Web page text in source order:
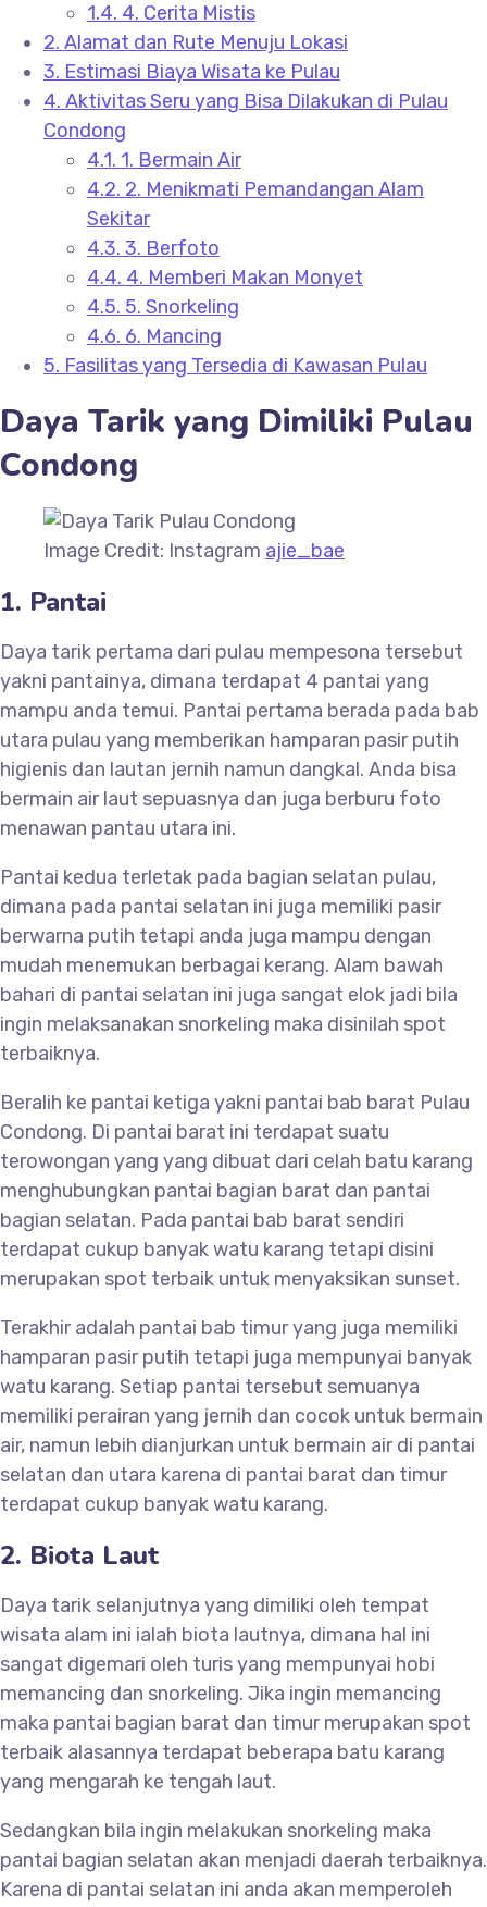
1.4. 4. Cerita Mistis
2. Alamat dan Rute Menuju Lokasi
3. Estimasi Biaya Wisata ke Pulau
4. Aktivitas Seru yang Bisa Dilakukan di Pulau
Condong
4.1. 1. Bermain Air
4.2. 2. Menikmati Pemandangan Alam
Sekitar
4.3. 3. Berfoto
4.4. 4. Memberi Makan Monyet
4.5. 5. Snorkeling
4.6. 6. Mancing
5. Fasilitas yang Tersedia di Kawasan Pulau
Daya Tarik yang Dimiliki Pulau
Condong
Image Credit: Instagram ajie_bae
1. Pantai
Daya tarik pertama dari pulau mempesona tersebut
yakni pantainya, dimana terdapat 4 pantai yang
mampu anda temui. Pantai pertama berada pada bab
utara pulau yang memberikan hamparan pasir putih
higienis dan lautan jernih namun dangkal. Anda bisa
bermain air laut sepuasnya dan juga berburu foto
menawan pantau utara ini.
Pantai kedua terletak pada bagian selatan pulau,
dimana pada pantai selatan ini juga memiliki pasir
berwarna putih tetapi anda juga mampu dengan
mudah menemukan berbagai kerang. Alam bawah
bahari di pantai selatan ini juga sangat elok jadi bila
ingin melaksanakan snorkeling maka disinilah spot
terbaiknya.
Beralih ke pantai ketiga yakni pantai bab barat Pulau
Condong. Di pantai barat ini terdapat suatu
terowongan yang yang dibuat dari celah batu karang
menghubungkan pantai bagian barat dan pantai
bagian selatan. Pada pantai bab barat sendiri
terdapat cukup banyak watu karang tetapi disini
merupakan spot terbaik untuk menyaksikan sunset.
Terakhir adalah pantai bab timur yang juga memiliki
hamparan pasir putih tetapi juga mempunyai banyak
watu karang. Setiap pantai tersebut semuanya
memiliki perairan yang jernih dan cocok untuk bermain
air, namun lebih dianjurkan untuk bermain air di pantai
selatan dan utara karena di pantai barat dan timur
terdapat cukup banyak watu karang.
2. Biota Laut
Daya tarik selanjutnya yang dimiliki oleh tempat
wisata alam ini ialah biota lautnya, dimana hal ini
sangat digemari oleh turis yang mempunyai hobi
memancing dan snorkeling. Jika ingin memancing
maka pantai bagian barat dan timur merupakan spot
terbaik alasannya terdapat beberapa batu karang
yang mengarah ke tengah laut.
Sedangkan bila ingin melakukan snorkeling maka
pantai bagian selatan akan menjadi daerah terbaiknya.
Karena di pantai selatan ini anda akan memperoleh